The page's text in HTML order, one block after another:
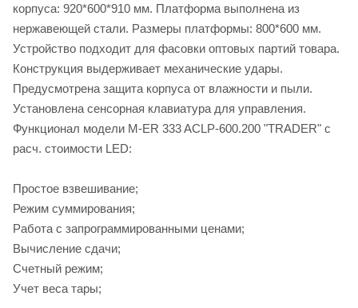
корпуса: 920*600*910 мм. Платформа выполнена из
нержавеющей стали. Размеры платформы: 800*600 мм.
Устройство подходит для фасовки оптовых партий товара.
Конструкция выдерживает механические удары.
Предусмотрена защита корпуса от влажности и пыли.
Установлена сенсорная клавиатура для управления.
Функционал модели M-ER 333 ACLP-600.200 "TRADER" с
расч. стоимости LED:
Простое взвешивание;
Режим суммирования;
Работа с запрограммированными ценами;
Вычисление сдачи;
Счетный режим;
Учет веса тары;